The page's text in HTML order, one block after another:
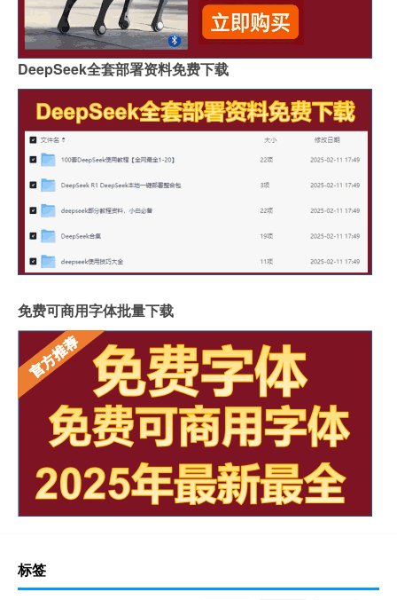
DeepSeek全套部署资料免费下载
免费可商用字体批量下载
标签